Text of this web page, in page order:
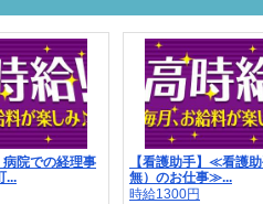
病院での経理事
...
【看護助手】≪看護
無）のお仕事≫...
時給1300円